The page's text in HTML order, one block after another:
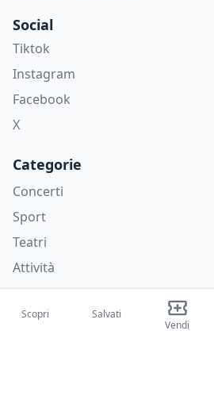
Social
Tiktok
Instagram
Facebook
X
Categorie
Concerti
Sport
Teatri
Attività
Chi siamo
Scopri
Salvati
Vendi